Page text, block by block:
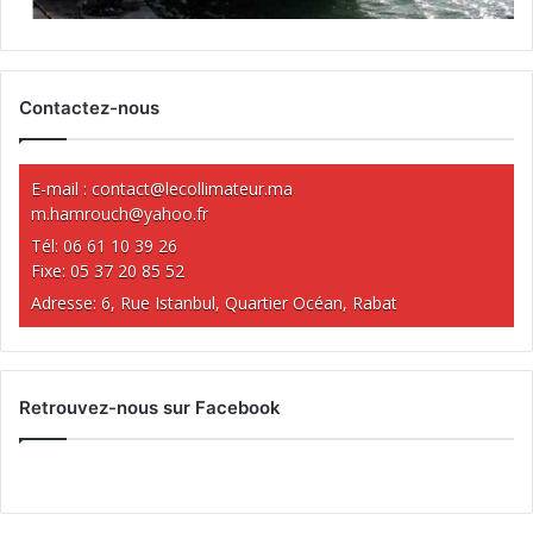
Contactez-nous
E-mail : contact@lecollimateur.ma
m.hamrouch@yahoo.fr
Tél: 06 61 10 39 26
Fixe: 05 37 20 85 52
Adresse: 6, Rue Istanbul, Quartier Océan, Rabat
Retrouvez-nous sur Facebook